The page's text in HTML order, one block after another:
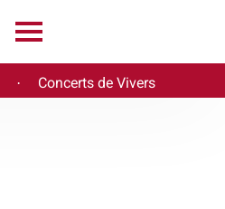
· Concerts de Vivers